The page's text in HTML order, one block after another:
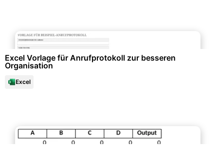
Excel Vorlage für Anrufprotokoll zur besseren
Organisation
Excel